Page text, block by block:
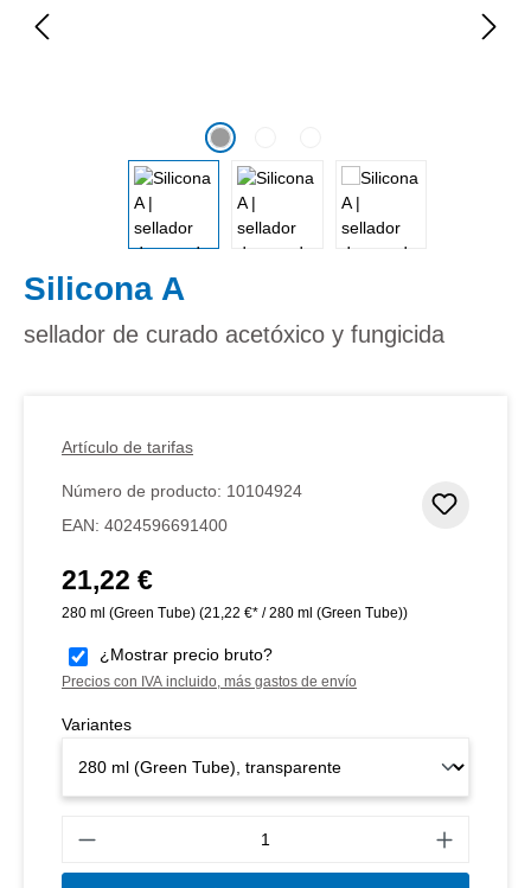
Silicona A
sellador de curado acetóxico y fungicida
Artículo de tarifas
Número de producto: 10104924
EAN: 4024596691400
Precio normal:
21,22 €
280 ml (Green Tube) (21,22 €* / 280 ml (Green Tube))
¿Mostrar precio bruto?
Precios con IVA incluido, más gastos de envío
Variantes